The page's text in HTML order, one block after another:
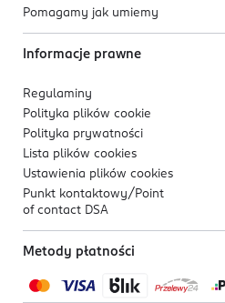
Pomagamy jak umiemy
Informacje prawne
Regulaminy
Polityka plików cookie
Polityka prywatności
Lista plików cookies
Ustawienia plików cookies
Punkt kontaktowy/ Point
of contact DSA
Metody płatności